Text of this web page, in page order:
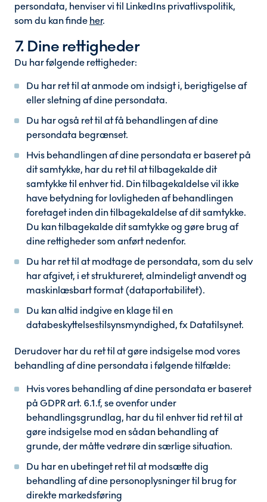
persondata, henviser vi til LinkedIns privatlivspolitik,
som du kan finde her.
7. Dine rettigheder
Du har følgende rettigheder:
Du har ret til at anmode om indsigt i, berigtigelse af
eller sletning af dine persondata.
Du har også ret til at få behandlingen af dine
persondata begrænset.
Hvis behandlingen af dine persondata er baseret på
dit samtykke, har du ret til at tilbagekalde dit
samtykke til enhver tid. Din tilbagekaldelse vil ikke
have betydning for lovligheden af behandlingen
foretaget inden din tilbagekaldelse af dit samtykke.
Du kan tilbagekalde dit samtykke og gøre brug af
dine rettigheder som anført nedenfor.
Du har ret til at modtage de persondata, som du selv
har afgivet, i et struktureret, almindeligt anvendt og
maskinlæsbart format (dataportabilitet).
Du kan altid indgive en klage til en
databeskyttelsestilsynsmyndighed, fx Datatilsynet.
Derudover har du ret til at gøre indsigelse mod vores
behandling af dine persondata i følgende tilfælde:
Hvis vores behandling af dine persondata er baseret
på GDPR art. 6.1.f, se ovenfor under
behandlingsgrundlag, har du til enhver tid ret til at
gøre indsigelse mod en sådan behandling af
grunde, der måtte vedrøre din særlige situation.
Du har en ubetinget ret til at modsætte dig
behandling af dine personoplysninger til brug for
direkte markedsføring